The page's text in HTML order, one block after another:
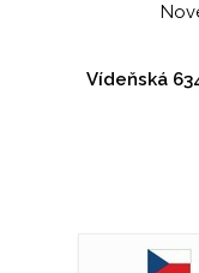
Vídeňská